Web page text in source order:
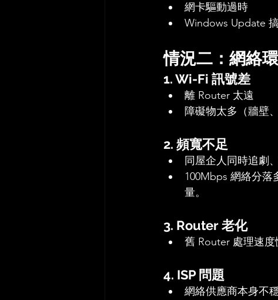
網卡驅動過時
Windows Update
情況二：網絡
1. Wi-Fi 訊號差
離 Router 太遠
障礙物太多（牆壁
2. 頻寬不足
同屋企人同時追劇
100Mbps 網絡分
量。
3. Router 老化
舊 Router 處理速度
4. ISP 問題
網絡供應商本身不